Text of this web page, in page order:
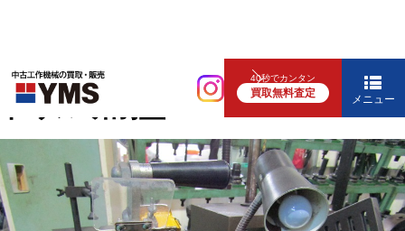
40秒でカンタン
買取無料査定 メニュー
研削盤
ドリル研削盤